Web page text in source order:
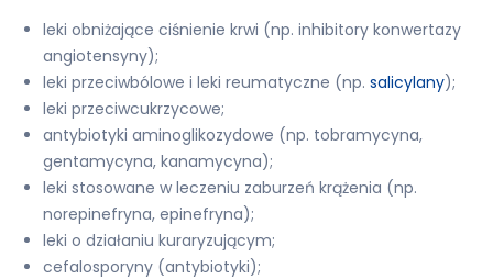
leki obniżające ciśnienie krwi (np. inhibitory konwertazy
angiotensyny);
leki przeciwbólowe i leki reumatyczne (np. salicylany);
leki przeciwcukrzycowe;
antybiotyki aminoglikozydowe (np. tobramycyna,
gentamycyna, kanamycyna);
leki stosowane w leczeniu zaburzeń krążenia (np.
norepinefryna, epinefryna);
leki o działaniu kuraryzującym;
cefalosporyny (antybiotyki);